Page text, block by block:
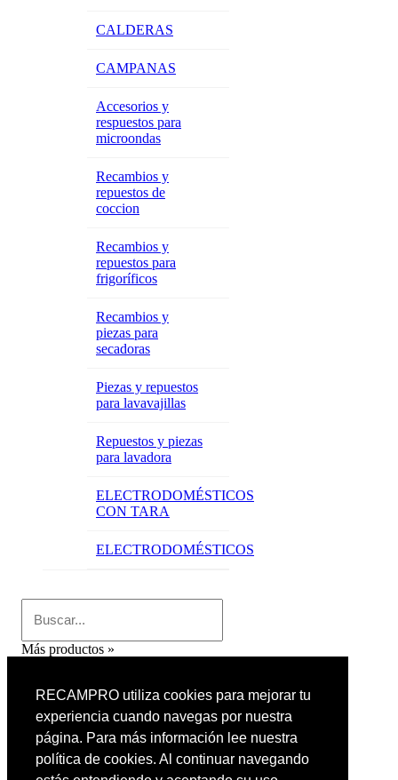
RECAMPRO utiliza cookies para mejorar tu
experiencia cuando navegas por nuestra
página. Para más información lee nuestra
política de cookies. Al continuar navegando
CALDERAS
CAMPANAS
Accesorios y
respuestos para
microondas
Recambios y
repuestos de
coccion
Recambios y
repuestos para
frigoríficos
Recambios y
piezas para
secadoras
Piezas y repuestos
para lavavajillas
Repuestos y piezas
para lavadora
ELECTRODOMÉSTICOS
CON TARA
ELECTRODOMÉSTICOS
Más productos »
Contactar
Bienvenido